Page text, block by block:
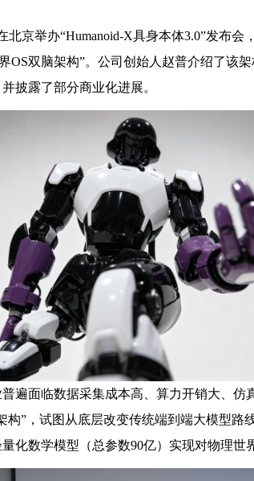
北京举办“Humanoid-X具身本体3.0”发布会
OS双脑架构”。公司创始人赵普介绍了该
披露了部分商业化进展。
遍面临数据采集成本高、算力开销大、仿
构”，试图从底层改变传统端到端大模型路
化数学模型（总参数90亿）实现对物理世